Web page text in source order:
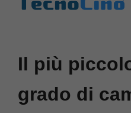
Il più
grado di